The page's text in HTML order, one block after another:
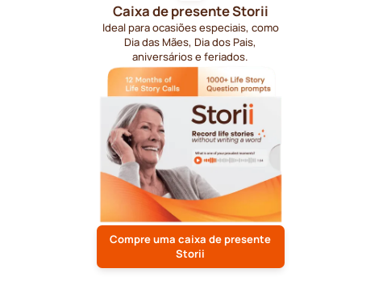
Caixa de presente Storii
Ideal para ocasiões especiais, como
Dia das Mães, Dia dos Pais,
aniversários e feriados.
Compre uma caixa de presente
Storii